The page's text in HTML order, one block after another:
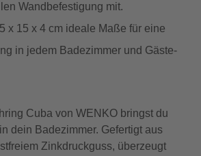
Wandbefestigung mit.
x 15 x 4 cm ideale Maße für eine
in jedem Badezimmer und Gäste-
Cuba von WENKO bringst du
dein Badezimmer. Gefertigt aus
Zinkdruckguss, überzeugt